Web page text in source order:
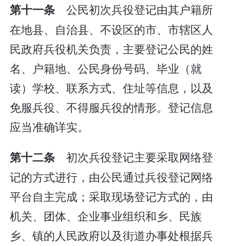
第十一条公民初次兵役登记由其户籍所
在地县、自治县、不设区的市、市辖区人
民政府兵役机关负责，主要登记公民的姓
名、户籍地、公民身份号码、毕业（就
读）学校、联系方式、住址等信息，以及
免服兵役、不得服兵役的情形。登记信息
应当准确详实。
第十二条初次兵役登记主要采取网络登
记的方式进行，由公民通过兵役登记网络
平台自主完成；采取现场登记方式的，由
机关、团体、企业事业组织和乡、民族
乡、镇的人民政府以及街道办事处根据兵